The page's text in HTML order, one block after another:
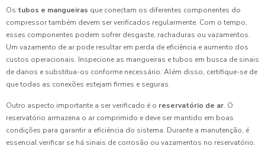
Os tubos e mangueiras que conectam os diferentes componentes do
compressor também devem ser verificados regularmente. Com o tempo,
esses componentes podem sofrer desgaste, rachaduras ou vazamentos.
Um vazamento de ar pode resultar em perda de eficiência e aumento dos
custos operacionais. Inspecione as mangueiras e tubos em busca de sinais
de danos e substitua-os conforme necessário. Além disso, certifique-se de
que todas as conexões estejam firmes e seguras.
Outro aspecto importante a ser verificado é o reservatório de ar. O
reservatório armazena o ar comprimido e deve ser mantido em boas
condições para garantir a eficiência do sistema. Durante a manutenção, é
essencial verificar se há sinais de corrosão ou vazamentos no reservatório.